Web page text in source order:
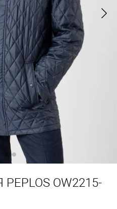
OW2215-